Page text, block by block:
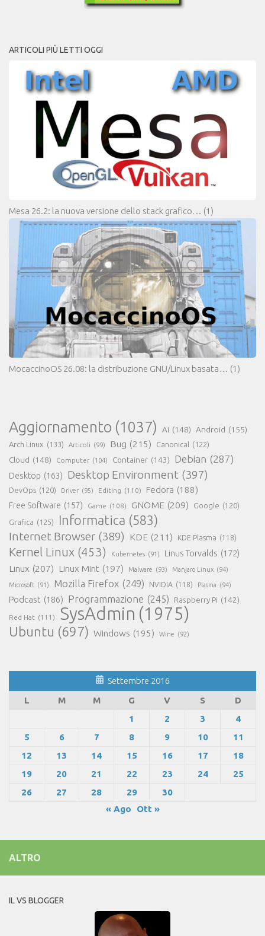
ARTICOLI PIÙ LETTI OGGI
Mesa 26.2: la nuova versione dello stack grafico… (1)
MocaccinoOS 26.08: la distribuzione GNU/Linux basata… (1)
Aggiornamento (1037) AI (148) Android (155)
Arch Linux (133) Articoli (99) Bug (215) Canonical (122)
Cloud (148) Computer (104) Container (143) Debian (287)
Desktop (163) Desktop Environment (397)
DevOps (120) Driver (95) Editing (110) Fedora (188)
Free Software (157) Game (108) GNOME (209) Google (120)
Grafica (125) Informatica (583)
Internet Browser (389) KDE (211) KDE Plasma (118)
Kernel Linux (453) Kubernetes (91) Linus Torvalds (172)
Linux (207) Linux Mint (197) Malware (93) Manjaro Linux (94)
Microsoft (91) Mozilla Firefox (249) NVIDIA (118) Plasma (94)
Podcast (186) Programmazione (245) Raspberry Pi (142)
Red Hat (111) SysAdmin (1975)
Ubuntu (697) Windows (195) Wine (92)
Settembre 2016
L
M M G V S
D
1
2 3
4
5
6 7 8 9 10
11
12
13 14 15 16 17
18
19
20 21 22 23 24
25
26
27 28 29
30
« Ago
Ott »
ALTRO
IL VS BLOGGER